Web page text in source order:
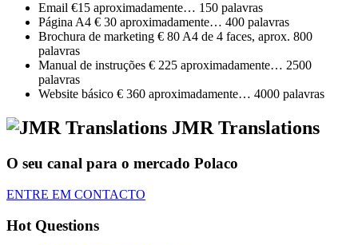
Email €15 aproximadamente… 150 palavras
Página A4 € 30 aproximadamente… 400 palavras
Brochura de marketing € 80 A4 de 4 faces, aprox. 800
palavras
Manual de instruções € 225 aproximadamente… 2500
palavras
Website básico € 360 aproximadamente… 4000 palavras
JMR Translations
O seu canal para o mercado Polaco
ENTRE EM CONTACTO
Hot Questions